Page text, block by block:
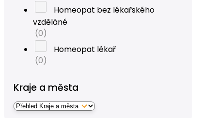
Homeopat bez lékařského
vzděláné
(0)
Homeopat lékař
(0)
Kraje a města